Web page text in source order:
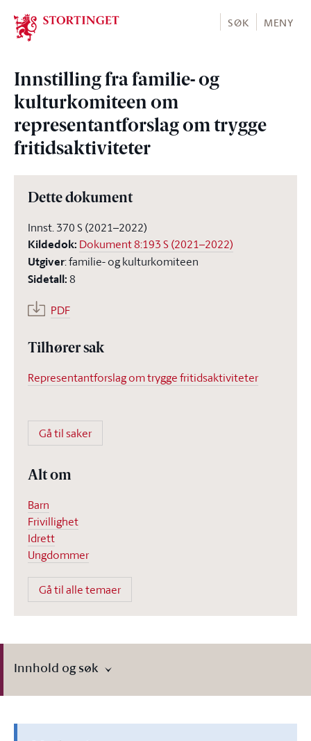
Stortinget.no
SØK MENY
Innstilling fra familie- og
kulturkomiteen om
representantforslag om trygge
fritidsaktiviteter
Dette dokument
Innst. 370 S (2021–2022)
Kildedok: Dokument 8:193 S (2021–2022)
Utgiver:familie- og kulturkomiteen
Sidetall:8
PDF
Tilhører sak
Representantforslag om trygge fritidsaktiviteter
Gå til saker
Alt om
Barn
Frivillighet
Idrett
Ungdommer
Gå til alle temaer
Innhold og søk